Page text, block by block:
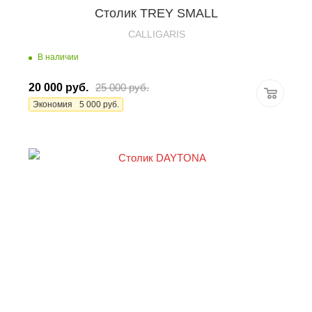
Столик TREY SMALL
CALLIGARIS
В наличии
20 000 руб. 25 000руб.
Экономия 5 000 руб.